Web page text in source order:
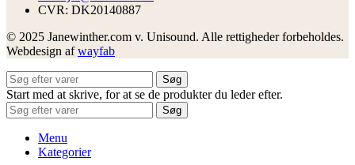
CVR: DK20140887
© 2025 Janewinther.com v. Unisound. Alle rettigheder forbeholdes.
Webdesign afwayfab
Søg
Start med at skrive, for at se de produkter du leder efter.
Søg
Menu
Kategorier